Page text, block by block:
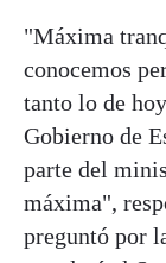
"Máxima
conocemos
tanto lo de
Gobierno de
parte del
máxima",
preguntó por